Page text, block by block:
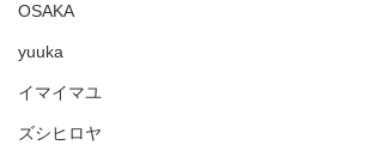
OSAKA
yuuka
イマイマユ
ズシヒロヤ